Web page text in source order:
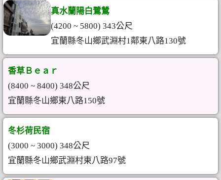
真水蘭陽白鷺鷥
(4200 ~ 5800) 343公尺
宜蘭縣冬山鄉武淵村1鄰東八路130號
香草Ｂｅａｒ
(8400 ~ 8400) 348公尺
宜蘭縣冬山鄉東八路150號
冬杉荷民宿
(3000 ~ 3000) 348公尺
宜蘭縣冬山鄉武淵村東八路97號